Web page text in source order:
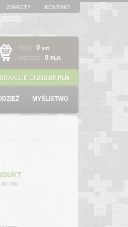
ZWROTY KONTAKT
Ilość: 0 szt
wartość: 0 PLN
CI 250.00 PLN
MYŚLISTWO
nas,